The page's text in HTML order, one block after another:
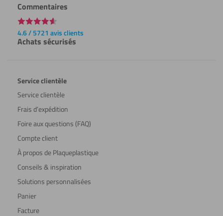
Commentaires
4.6 / 5721 avis clients
Achats sécurisés
Service clientèle
Service clientèle
Frais d’expédition
Foire aux questions (FAQ)
Compte client
À propos de Plaqueplastique
Conseils & inspiration
Solutions personnalisées
Panier
Facture